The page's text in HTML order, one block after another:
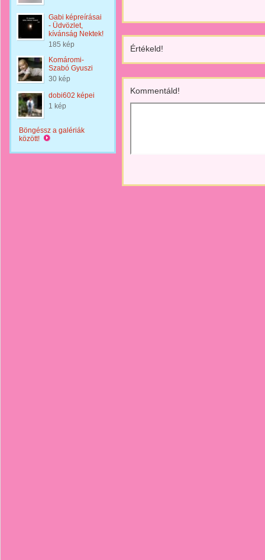
Gabi képreírásai
- Üdvözlet,
kívánság Nektek!
185 kép
Komáromi-
Szabó Gyuszi
30 kép
dobi602 képei
1 kép
Böngéssz a galériák
között!
Értékeld!
Kommentáld!